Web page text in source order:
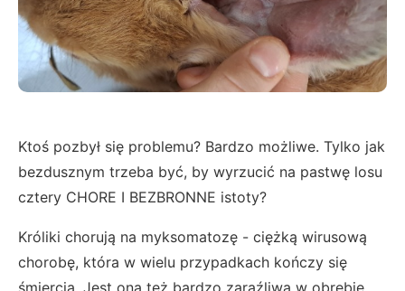
Ktoś pozbył się problemu? Bardzo możliwe. Tylko jak
bezdusznym trzeba być, by wyrzucić na pastwę losu
cztery CHORE I BEZBRONNE istoty?
Króliki chorują na myksomatozę - ciężką wirusową
chorobę, która w wielu przypadkach kończy się
śmiercią. Jest ona też bardzo zaraźliwa w obrębie